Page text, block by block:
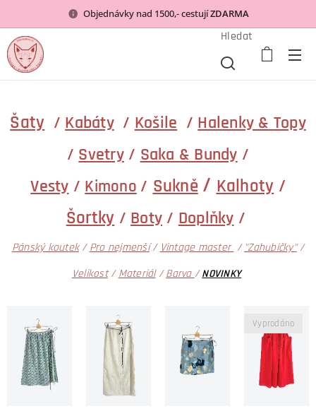
Objednávky nad 1500,- cestujíZDARMA
Hledat
Šaty / Kabáty/ Košile / Halenky & Topy
/ Svetry/ Saka & Bundy /
Vesty / Kimono / Sukně / Kalhoty /
Šortky / Boty / Doplňky /
Pánský koutek/ Pro nejmenší/ Vintage master / "Zahubičky"/
Velikost/ Materiál/Barva /NOVINKY
Vyprodáno